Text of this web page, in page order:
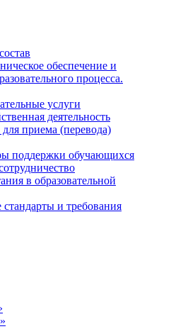
обеспечение и
процесса.
услуги
деятельность
приема (перевода)
поддержки обучающихся
в образовательной
и требования